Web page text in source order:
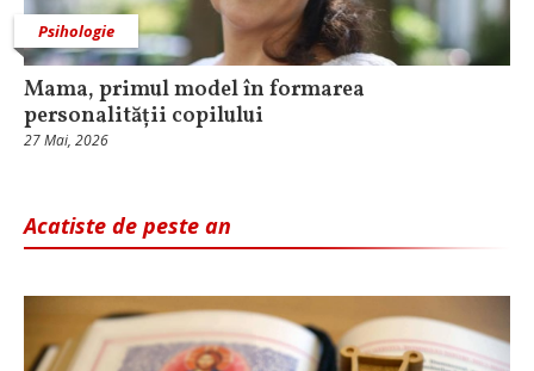
Psihologie
Mama, primul model în formarea
personalității copilului
27 Mai, 2026
Acatiste de peste an